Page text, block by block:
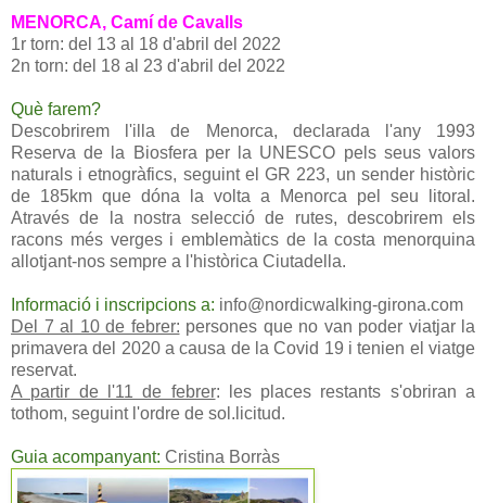
MENORCA, Camí de Cavalls
1r torn: del 13 al 18 d'abril del 2022
2n torn: del 18 al 23 d'abril del 2022
Què farem?
Descobrirem l'illa de Menorca, declarada l'any 1993
Reserva de la Biosfera per la UNESCO pels seus valors
naturals i etnogràfics, seguint el GR 223, un sender històric
de 185km que dóna la volta a Menorca pel seu litoral.
Através de la nostra selecció de rutes, descobrirem els
racons més verges i emblemàtics de la costa menorquina
allotjant-nos sempre a l'històrica Ciutadella.
Informació i inscripcions a: info@nordicwalking-girona.com
Del 7 al 10 de febrer: persones que no van poder viatjar la
primavera del 2020 a causa de la Covid 19 i tenien el viatge
reservat.
A partir de l'11 de febrer: les places restants s'obriran a
tothom, seguint l'ordre de sol.licitud.
Guia acompanyant: Cristina Borràs